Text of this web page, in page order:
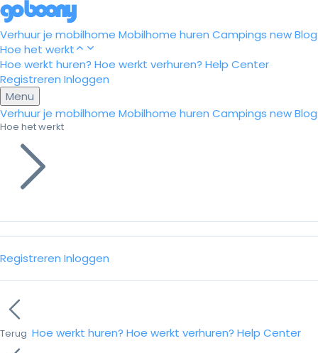
Verhuur je mobilhome Mobilhome huren Campings newBlog
Hoe het werkt
Hoe werkt huren? Hoe werkt verhuren? Help Center
Registreren Inloggen
Menu
Verhuur je mobilhome Mobilhome huren Campings newBlog
Hoe het werkt
Registreren Inloggen
Terug Hoe werkt huren? Hoe werkt verhuren? Help Center